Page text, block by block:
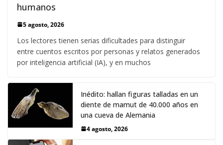
humanos
5 agosto, 2026
Los lectores tienen serias dificultades para distinguir
entre cuentos escritos por personas y relatos generados
por inteligencia artificial (IA), y en muchos
Inédito: hallan figuras talladas en un
diente de mamut de 40.000 años en
una cueva de Alemania
4 agosto, 2026